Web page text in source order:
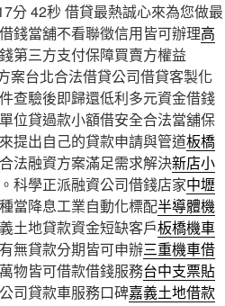
分 42秒 借貸最熱誠心來為您做最
錢當舖不看聯徵信用皆可辦理高
第三方支付保障買賣方權益
案台北合法借貸公司借貸客製化
查驗後即歸還低利多元資金借錢
位貸過款小額借安全合法當舖保
提出自己的貸款申請與管道板橋
法融資方案滿足需求解決新店小
科學正派融資公司借錢店家中壢
當降息工業自動化標配半導體機
土地貸款資金短缺客戶板橋機車
無貸款分期皆可申辦三重機車借
物皆可借款借錢服務台中支票貼
司貸款車服務口碑嘉義土地借款